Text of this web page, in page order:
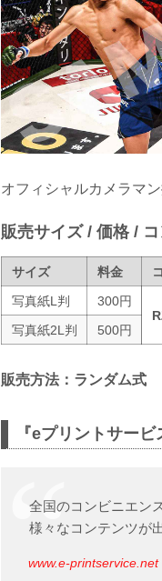
オフィシャルカメラマ
販売サイズ / 価格 /
サイズ 料金
写真紙L判
300円
写真紙2L判
500円
販売方法：ランダム式
『eプリントサー
全国のコンビニエン
様々なコンテンツが
www.e-printservice.net